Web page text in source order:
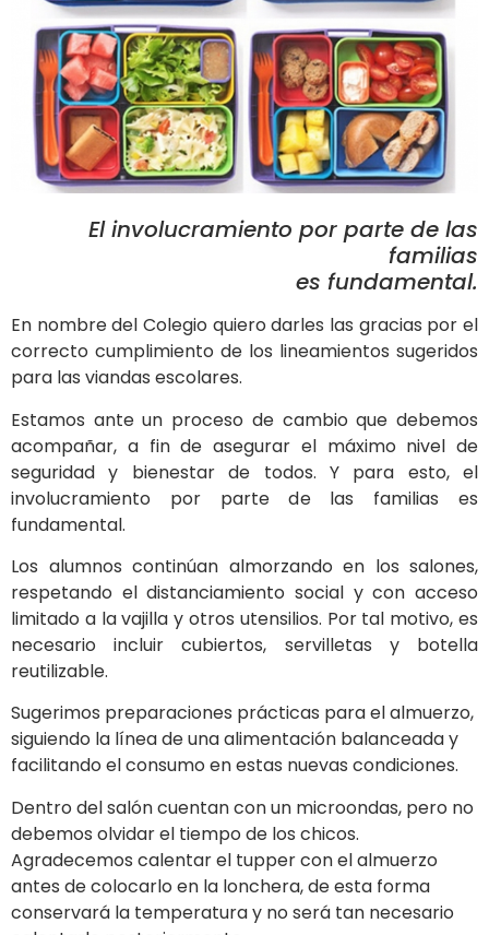
El involucramiento por parte de las
familias
es fundamental.
En nombre del Colegio quiero darles las gracias por el
correcto cumplimiento de los lineamientos sugeridos
para las viandas escolares.
Estamos ante un proceso de cambio que debemos
acompañar, a fin de asegurar el máximo nivel de
seguridad y bienestar de todos. Y para esto, el
involucramiento por parte de las familias es
fundamental.
Los alumnos continúan almorzando en los salones,
respetando el distanciamiento social y con acceso
limitado a la vajilla y otros utensilios. Por tal motivo, es
necesario incluir cubiertos, servilletas y botella
reutilizable.
Sugerimos preparaciones prácticas para el almuerzo,
siguiendo la línea de una alimentación balanceada y
facilitando el consumo en estas nuevas condiciones.
Dentro del salón cuentan con un microondas, pero no
debemos olvidar el tiempo de los chicos.
Agradecemos calentar el tupper con el almuerzo
antes de colocarlo en la lonchera, de esta forma
conservará la temperatura y no será tan necesario